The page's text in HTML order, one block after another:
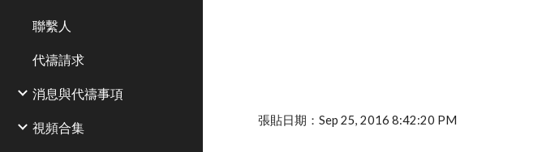
聯繫人
代禱請求
消息與代禱事項
視頻合集 張貼日期：Sep 25, 2016 8:42:20 PM